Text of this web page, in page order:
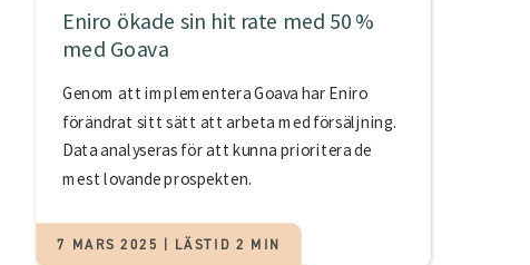
Eniro ökade sin hit rate med 50 %
med Goava
Genom att implementera Goava har Eniro
förändrat sitt sätt att arbeta med försäljning.
Data analyseras för att kunna prioritera de
mest lovande prospekten.
7 MARS 2025 | LÄSTID 2 MIN